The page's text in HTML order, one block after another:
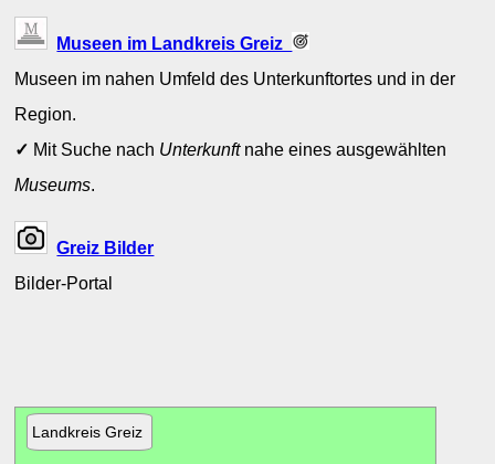
Museen im Landkreis Greiz
Museen im nahen Umfeld des Unterkunftortes und in der
Region.
✓ Mit Suche nach Unterkunftnahe eines ausgewählten
Museums.
Greiz Bilder
Bilder-Portal
Landkreis Greiz